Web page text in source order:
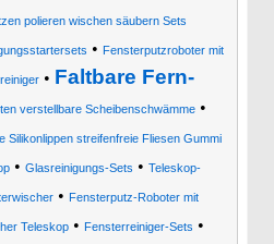
polieren wischen säubern Sets
• Fensterputzroboter mit
• Faltbare Fern-
verstellbare Scheibenschwämme •
Silikonlippen streifenfreie Fliesen Gummi
• Glasreinigungs-Sets • Teleskop-
• Fensterputz-Roboter mit
Teleskop• Fensterreiniger-Sets •